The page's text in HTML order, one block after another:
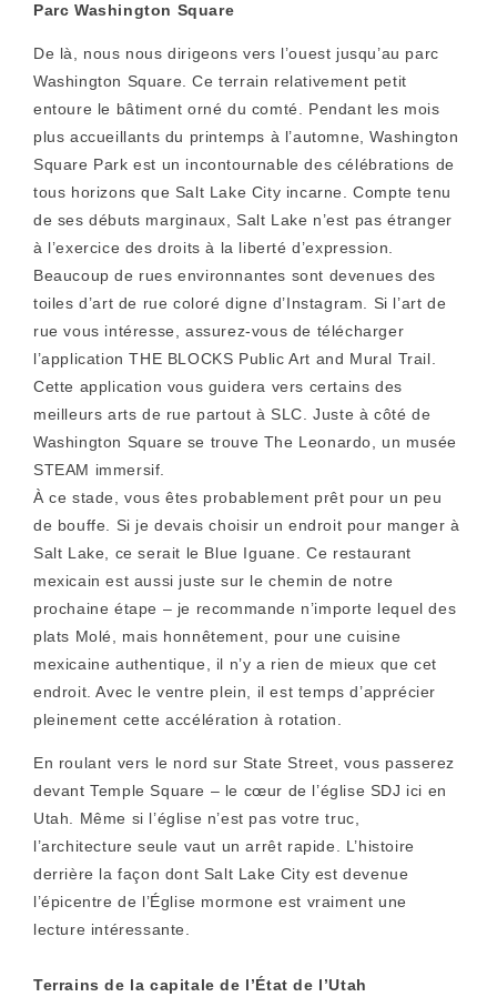
Parc Washington Square
De là, nous nous dirigeons vers l’ouest jusqu’au parc
Washington Square. Ce terrain relativement petit
entoure le bâtiment orné du comté. Pendant les mois
plus accueillants du printemps à l’automne, Washington
Square Park est un incontournable des célébrations de
tous horizons que Salt Lake City incarne. Compte tenu
de ses débuts marginaux, Salt Lake n’est pas étranger
à l’exercice des droits à la liberté d’expression.
Beaucoup de rues environnantes sont devenues des
toiles d’art de rue coloré digne d’Instagram. Si l’art de
rue vous intéresse, assurez-vous de télécharger
l’application THE BLOCKS Public Art and Mural Trail.
Cette application vous guidera vers certains des
meilleurs arts de rue partout à SLC. Juste à côté de
Washington Square se trouve The Leonardo, un musée
STEAM immersif.
À ce stade, vous êtes probablement prêt pour un peu
de bouffe. Si je devais choisir un endroit pour manger à
Salt Lake, ce serait le Blue Iguane. Ce restaurant
mexicain est aussi juste sur le chemin de notre
prochaine étape – je recommande n’importe lequel des
plats Molé, mais honnêtement, pour une cuisine
mexicaine authentique, il n’y a rien de mieux que cet
endroit. Avec le ventre plein, il est temps d’apprécier
pleinement cette accélération à rotation.
En roulant vers le nord sur State Street, vous passerez
devant Temple Square – le cœur de l’église SDJ ici en
Utah. Même si l’église n’est pas votre truc,
l’architecture seule vaut un arrêt rapide. L’histoire
derrière la façon dont Salt Lake City est devenue
l’épicentre de l’Église mormone est vraiment une
lecture intéressante.
Terrains de la capitale de l’État de l’Utah